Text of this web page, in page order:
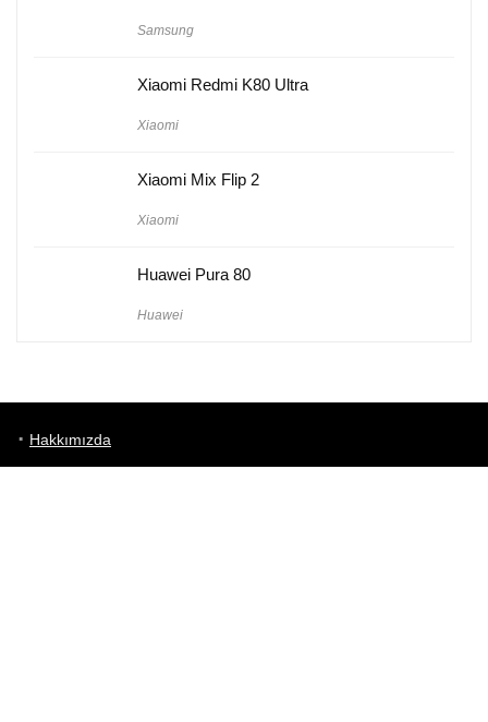
Samsung
Xiaomi Redmi K80 Ultra
Xiaomi
Xiaomi Mix Flip 2
Xiaomi
Huawei Pura 80
Huawei
Hakkımızda